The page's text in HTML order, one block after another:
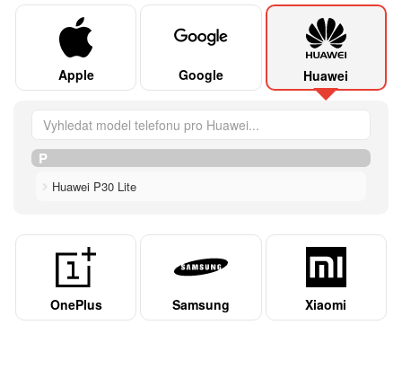
Apple Google Huawei
P
Huawei P30 Lite
OnePlus Samsung Xiaomi